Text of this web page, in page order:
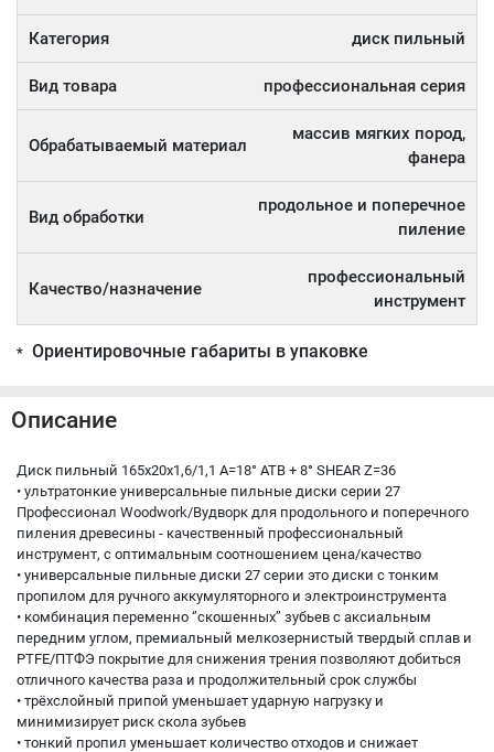
Категория диск пильный
Вид товара профессиональная серия
Обрабатываемый материал
массив мягких пород,
фанера
Вид обработки
продольное и поперечное
пиление
Качество/назначение
профессиональный
инструмент
* Ориентировочные габариты в упаковке
Описание
Диск пильный 165x20x1,6/1,1 A=18° ATB + 8° SHEAR Z=36
• ультратонкие универсальные пильные диски серии 27
Профессионал Woodwork/Вудворк для продольного и поперечного
пиления древесины - качественный профессиональный
инструмент, с оптимальным соотношением цена/качество
• универсальные пильные диски 27 серии это диски с тонким
пропилом для ручного аккумуляторного и электроинструмента
• комбинация переменно ‘’скошенных’’ зубьев с аксиальным
передним углом, премиальный мелкозернистый твердый сплав и
PTFE/ПТФЭ покрытие для снижения трения позволяют добиться
отличного качества раза и продолжительный срок службы
• трёхслойный припой уменьшает ударную нагрузку и
минимизирует риск скола зубьев
• тонкий пропил уменьшает количество отходов и снижает